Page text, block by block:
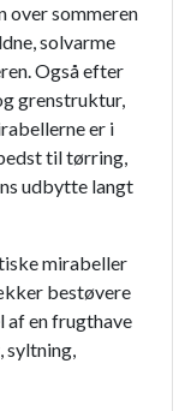
over sommeren
solvarme
Også efter
grenstruktur,
er i
til tørring,
udbytte langt
mirabeller
bestøvere
en frugthave
syltning,